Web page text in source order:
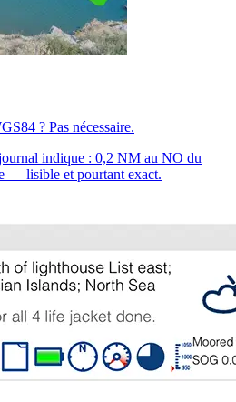
? Pas nécessaire.
indique : 0,2 NM au NO du
— lisible et pourtant exact.